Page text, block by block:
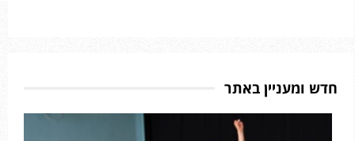
חדש ומעניין באתר